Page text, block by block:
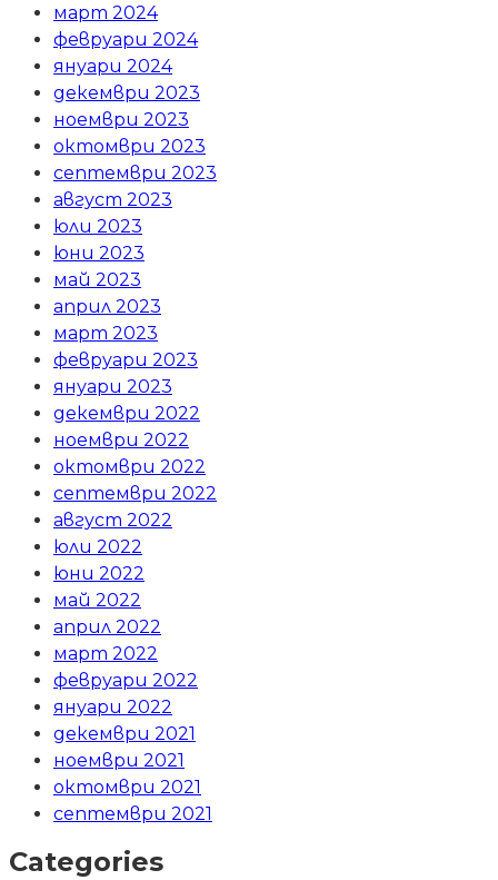
март 2024
февруари 2024
януари 2024
декември 2023
ноември 2023
октомври 2023
септември 2023
август 2023
юли 2023
юни 2023
май 2023
април 2023
март 2023
февруари 2023
януари 2023
декември 2022
ноември 2022
октомври 2022
септември 2022
август 2022
юли 2022
юни 2022
май 2022
април 2022
март 2022
февруари 2022
януари 2022
декември 2021
ноември 2021
октомври 2021
септември 2021
Categories